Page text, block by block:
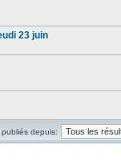
23 juin
depuis: